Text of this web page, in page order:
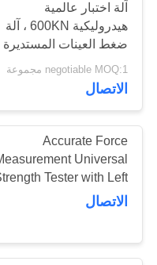
آلة اختبار عالمية
هيدروليكية 600KN ، آلة
ضغط العينات المستديرة
المسطحة
negotiable MOQ:1 مجموعة
الاتصال
Accurate Force
Universal
Tester with Left
And Right Limit Safety
الاتصال